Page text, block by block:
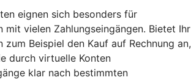
eignen sich besonders für
mit vielen Zahlungseingängen. Bietet Ihr
zum Beispiel den Kauf auf Rechnung an,
durch virtuelle Konten
klar nach bestimmten